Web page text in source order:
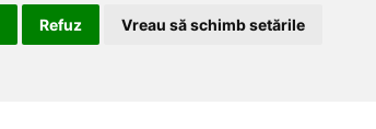
Refuz Vreau să schimb setările